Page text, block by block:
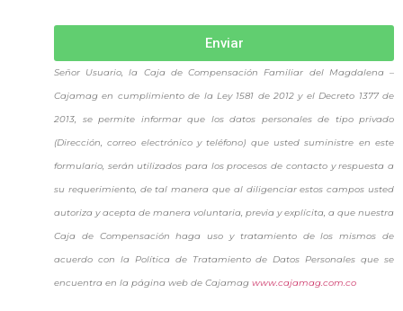
Enviar
Señor Usuario, la Caja de Compensación Familiar del Magdalena –
Cajamag en cumplimiento de la Ley 1581 de 2012 y el Decreto 1377 de
2013, se permite informar que los datos personales de tipo privado
(Dirección, correo electrónico y teléfono) que usted suministre en este
formulario, serán utilizados para los procesos de contacto y respuesta a
su requerimiento, de tal manera que al diligenciar estos campos usted
autoriza y acepta de manera voluntaria, previa y explícita, a que nuestra
Caja de Compensación haga uso y tratamiento de los mismos de
acuerdo con la Política de Tratamiento de Datos Personales que se
encuentra en la página web de Cajamag www.cajamag.com.co